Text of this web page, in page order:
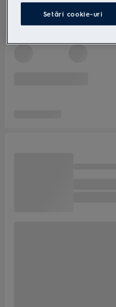
Setări cookie-uri